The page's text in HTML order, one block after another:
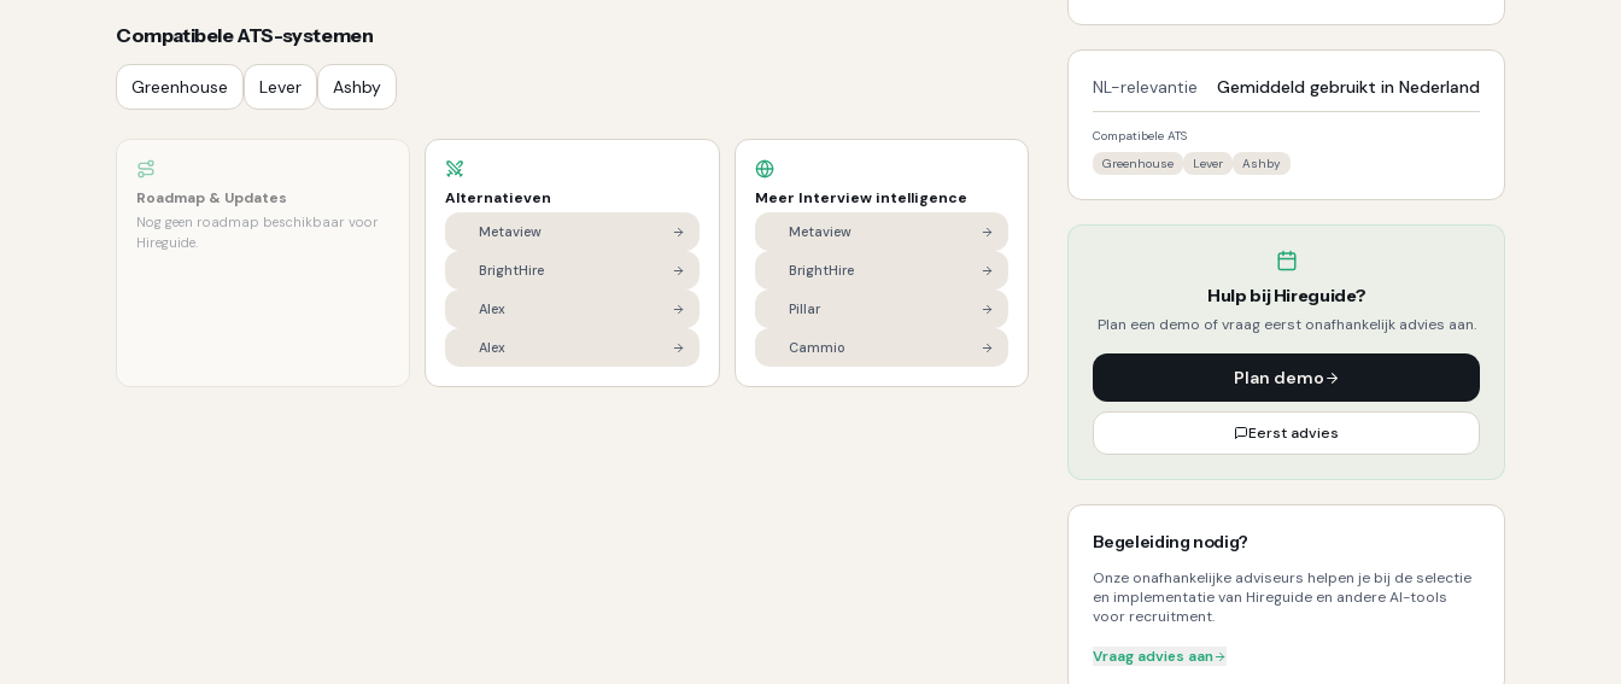
Compatibele ATS-systemen
Greenhouse Lever Ashby
Roadmap & Updates
Nog geen roadmap beschikbaar voor
Hireguide.
Alternatieven
Metaview
BrightHire
Alex
Alex
Meer Interview intelligence
Metaview
BrightHire
Pillar
Cammio
NL-relevantie Gemiddeld gebruikt in Nederland
Compatibele ATS
Greenhouse
Lever Ashby
Hulp bijHireguide?
Plan een demo of vraag eerst onafhankelijk advies aan.
Plan demo
Eerst advies
Begeleiding nodig?
Onze onafhankelijke adviseurs helpen je bij de selectie
en implementatie van Hireguide en andere AI-tools
voor recruitment.
Vraag advies aan